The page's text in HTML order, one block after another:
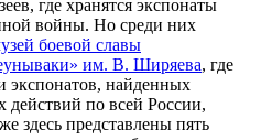
где хранятся экспонаты
войны. Но среди них
боевой славы
им. В. Ширяева, где
экспонатов, найденных
действий по всей России,
здесь представлены пять